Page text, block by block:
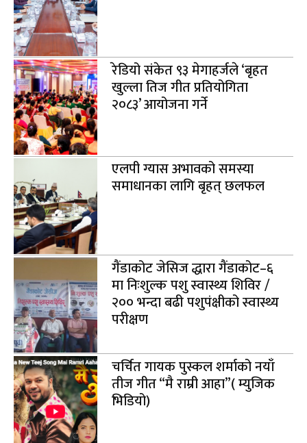
रेडियो संकेत ९३ मेगाहर्जले ‘बृहत
खुल्ला तिज गीत प्रतियोगिता
२०८३’ आयोजना गर्ने
एलपी ग्यास अभावको समस्या
समाधानका लागि बृहत् छलफल
गैंडाकोट जेसिज द्धारा गैंडाकोट–६
मा निःशुल्क पशु स्वास्थ्य शिविर /
२०० भन्दा बढी पशुपंक्षीको स्वास्थ्य
परीक्षण
चर्चित गायक पुस्कल शर्माको नयाँ
तीज गीत “मै राम्री आहा”( म्युजिक
भिडियो)